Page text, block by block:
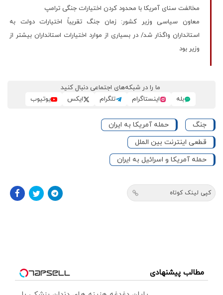
مخالفت سنای آمریکا با محدود کردن اختیارات جنگی ترامپ
معاون سیاسی وزیر کشور: زمان جنگ تقریباً اختیارات دولت به
استانداران واگذار شد/ در بسیاری از موارد اختیارات استانداران بیشتر از
وزیر بود
ما را در شبکه‌های اجتماعی دنبال کنید
بله
اینستاگرام تلگرام ایکس یوتیوب
جنگ
حمله آمریکا به ایران
قطعی اینترنت بین الملل
حمله آمریکا و اسرائیل به ایران
کپی لینک کوتاه
مطالب پیشنهادی